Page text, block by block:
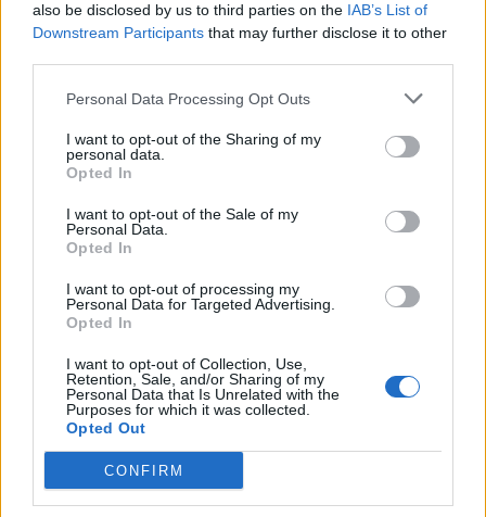
also be disclosed by us to third parties on the IAB’s List of
Downstream Participants that may further disclose it to other
Personal Data Processing Opt Outs
I want to opt-out of the Sharing of my
personal data.
Opted In
I want to opt-out of the Sale of my
Personal Data.
Opted In
I want to opt-out of processing my
Personal Data for Targeted Advertising.
Opted In
I want to opt-out of Collection, Use,
Retention, Sale, and/or Sharing of my
Personal Data that Is Unrelated with the
Purposes for which it was collected.
Opted Out
CONFIRM
Përfundon protesta e 71-të
qytetare, mesazhi i qartë për
qeverinë: “Nesër më shumë”,
kërkohet largimi i Ramës